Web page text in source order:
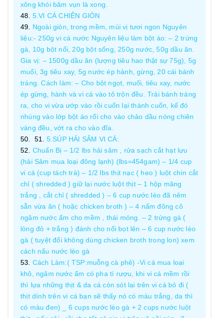
xông khói băm vụn là xong.
5.VI CÁ CHIÊN GIÒN
Ngoài giòn, trong mềm, mùi vị tươi ngon Nguyên
liệu:- 250g vi cá nước Nguyên liệu làm bột áo: – 2 trứng
gà, 10g bột nổi, 20g bột sống, 250g nước, 50g dầu ăn.
Gia vị: – 1500g dầu ăn (lượng tiêu hao thật sự 75g), 5g
muối, 3g tiêu xay, 5g nước ép hành, gừng, 20 cái bánh
tráng. Cách làm: – Cho bột ngọt, muối, tiêu xay, nước
ép gừng, hành và vi cá vào tô trộn đều. Trải bánh tráng
ra, cho vi vừa ướp vào rồi cuốn lại thành cuốn, kế đó
nhúng vào lớp bột áo rối cho vào chảo dầu nóng chiên
vàng đều, vớt ra cho vào đĩa.
5.SÚP HẢI SÂM VI CÁ:
Chuẩn Bị – 1/2 lbs hải sâm , rửa sạch cắt hạt lựu
(hải Sâm mua loại đông lạnh) (lbs=454gam) – 1/4 cup
vi cá (cup tách trà) – 1/2 lbs thịt nạc ( heo ) luột chín cắt
chỉ ( shredded ) giữ lại nước luột thịt – 1 hộp măng
trắng , cắt chỉ ( shredded ) – 6 cup nước lèo đã nêm
sẵn vừa ăn ( hoặc chicken broth ) – 4 nấm đông cô
ngâm nước ấm cho mềm , thái mỏng. – 2 trứng gà (
lòng đỏ + trắng ) đánh cho nổi bọt lên – 6 cup nước lèo
gà ( tuyệt đối không dùng chicken broth trong lon) xem
cách nấu nước lèo gà
Cách Làm:( TSP:muỗng cà phê) -Vi cá mua loại
khô, ngâm nước ấm có pha tí rượu, khi vi cá mềm rồi
thì lựa những thịt & da cá còn sót lại trên vi cá bỏ đi (
thịt dính trên vi cá bạn sẽ thấy nó có màu trắng, da thì
có màu đen) _ 6 cups nước lèo gà + 2 cups nước luột